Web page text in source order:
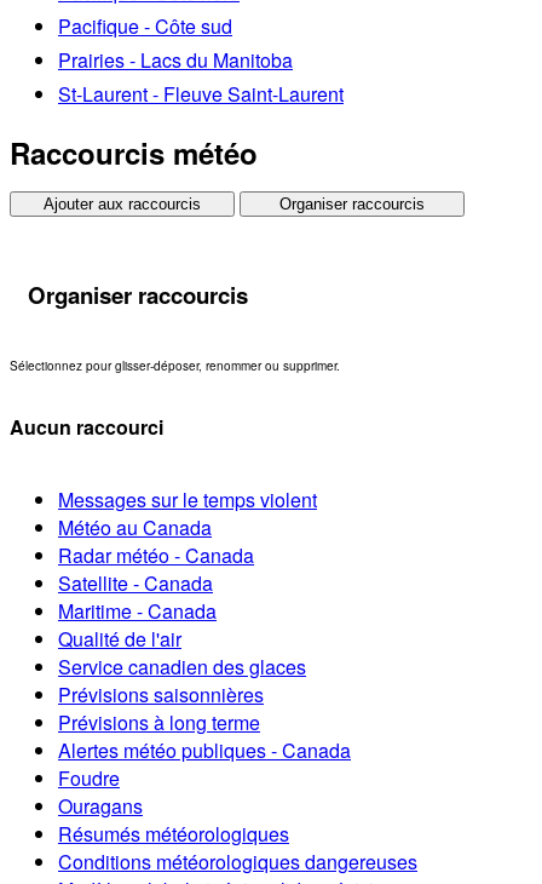
Pacifique - Côte sud
Prairies - Lacs du Manitoba
St-Laurent - Fleuve Saint-Laurent
Raccourcis météo
Ajouter aux raccourcis Organiser raccourcis
Organiser raccourcis
Sélectionnez pour glisser-déposer, renommer ou supprimer.
Aucun raccourci
Messages sur le temps violent
Météo au Canada
Radar météo - Canada
Satellite - Canada
Maritime - Canada
Qualité de l'air
Service canadien des glaces
Prévisions saisonnières
Prévisions à long terme
Alertes météo publiques - Canada
Foudre
Ouragans
Résumés météorologiques
Conditions météorologiques dangereuses